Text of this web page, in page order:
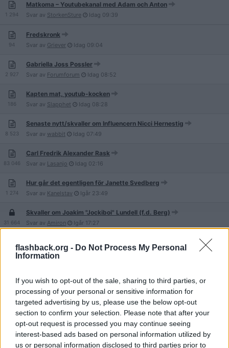
flashback.org - Do Not Process My Personal
Information
If you wish to opt-out of the sale, sharing to third parties, or
processing of your personal or sensitive information for
targeted advertising by us, please use the below opt-out
section to confirm your selection. Please note that after your
opt-out request is processed you may continue seeing
interest-based ads based on personal information utilized by
us or personal information disclosed to third parties prior to
1 294
Matkoma – Youtubekanal med Adam och Anton
Svar av StorkenSture Idag 09:39
94
Fredskronk
Svar av Griever Idag 09:04
2 927
Gabriella Joss Possler
Svar av Forumforum Idag 08:52
186
Kapten mat, youtub-kocken
Svar av Slapphet Idag 08:28
8 523
Senaste nytt/skvaller om Influencern Nicci Hernestig
Svar av wabbit Idag 07:49
83 046
Carl Fredrik Alexander Rask
Svar av Lasanjo Idag 02:16
1 274
Hur går det egentligen för Janette Svedberg
Svar av Kanelstav Igår 23:49
31 664
Skvaller om Joakim "Jockiboi" Lundell (f.d. Berg)
Svar av Amiron Igår 17:27
121 351
Christofer "Chrippa" Lundström (f.d Berg, dömd för ekobrott, dec
-25)
109
Nazmije Mazreku (komikguzel) TikTok
Svar avGlimman14 Igår11:10
4 772
"Polyfamiljen flyttar från varandra", förhållande med 2 cucks och 1
Maelha Igår